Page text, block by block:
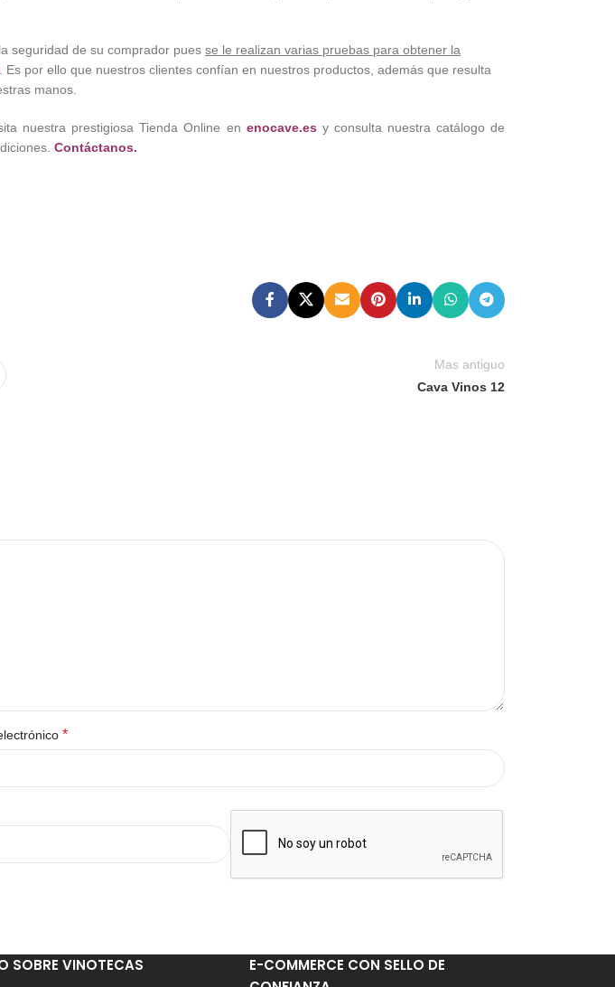
seguridad de su comprador pues se le realizan varias pruebas para obtener la
. Es por ello que nuestros clientes confían en nuestros productos, además que resulta
manos.
nuestra prestigiosa Tienda Online en enocave.es y consulta nuestra catálogo de
Contáctanos.
Mas antiguo
Cava Vinos 12
*
SOBRE VINOTECAS
E-COMMERCE CON SELLO DE